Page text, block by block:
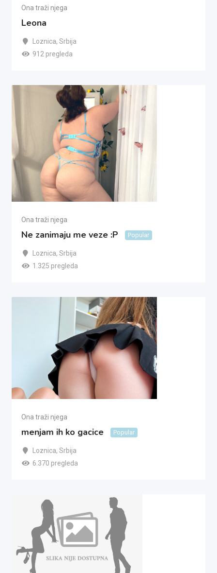
Ona traži njega
Leona
Loznica, Srbija
912 pregleda
Ona traži njega
Ne zanimaju me veze :P Popular
Loznica, Srbija
1.325 pregleda
Ona traži njega
menjam ih ko gacice Popular
Loznica, Srbija
6.370 pregleda